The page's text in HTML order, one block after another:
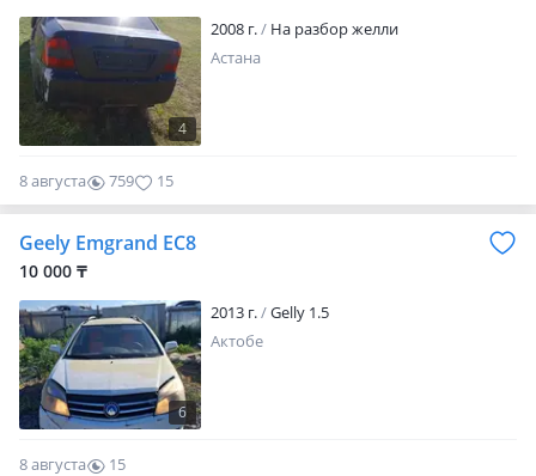
4
2008 г.
На разбор желли
Астана
8 августа 759 15
Geely Emgrand EC8
10 000 ₸
6
2013 г.
Gelly 1.5
Актобе
8 августа
15